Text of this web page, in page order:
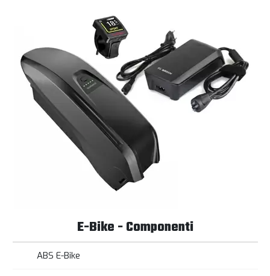
contattarci.
E-Bike - Componenti
ABS E-Bike